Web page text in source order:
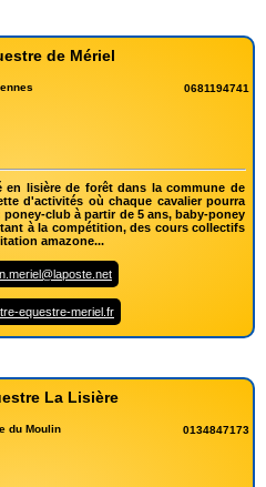
de Mériel
0681194741
en lisière de forêt dans la commune de
d'activités où chaque cavalier pourra
club à partir de 5 ans, baby-poney
à la compétition, des cours collectifs
amazone...
equestre-meriel.fr
La Lisière
du Moulin
0134847173